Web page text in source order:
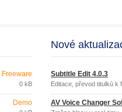
Freeware
0 kB
Demo
Nové
Subtitle Edit 4.0.3
Editace, převod titulků k
AV Voice Changer